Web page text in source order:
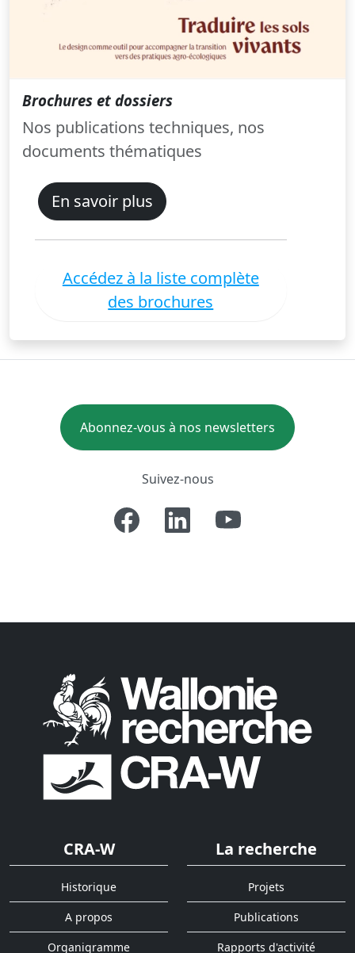
Brochures et dossiers
Nos publications techniques, nos
documents thématiques
En savoir plus
Accédez à la liste complète
des brochures
Abonnez-vous à nos newsletters
Suivez-nous
CRA-W
Historique
A propos
Organigramme
La recherche
Projets
Publications
Rapports d'activité